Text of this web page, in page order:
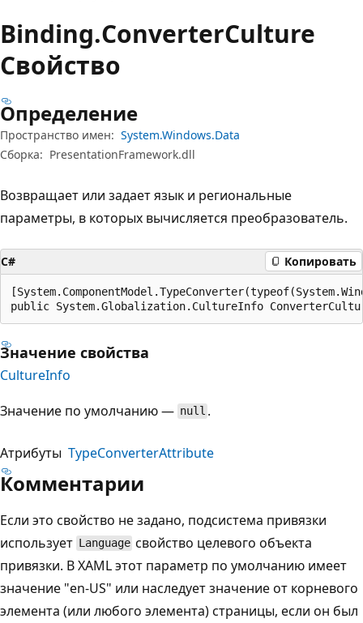
Binding.ConverterCulture
Свойство
Определение
Пространство имен: System.Windows.Data
Сборка: PresentationFramework.dll
Возвращает или задает язык и региональные
параметры, в которых вычисляется преобразователь.
C# Копировать
public System.Globalization.CultureInfo
Значение свойства
CultureInfo
Значение по умолчанию — null .
Атрибуты TypeConverterAttribute
Комментарии
Если это свойство не задано, подсистема привязки
использует Language свойство целевого объекта
привязки. В XAML этот параметр по умолчанию имеет
значение "en-US" или наследует значение от корневого
элемента (или любого элемента) страницы, если он был